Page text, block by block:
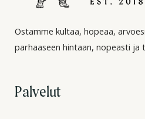
Ostamme kultaa, hopeaa,
parhaaseen hintaan, nopeasti ja
Palvelut